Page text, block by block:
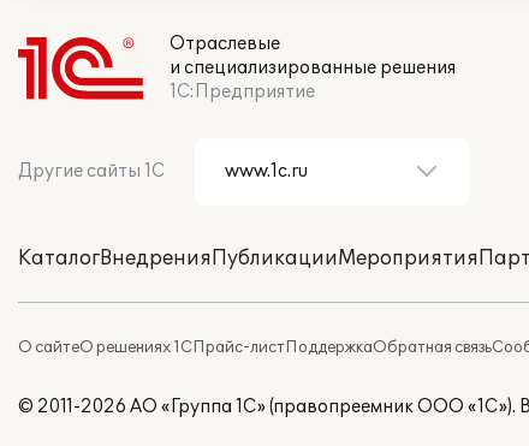
Отраслевые
и специализированные решения
1С:Предприятие
Другие сайты 1С
КаталогВнедренияПубликацииМероприятия
О сайтеО решениях 1СПрайс-листПоддержкаОбратная связь
© 2011-2026 АО «Группа 1С» (правопреемник ООО «1С»).